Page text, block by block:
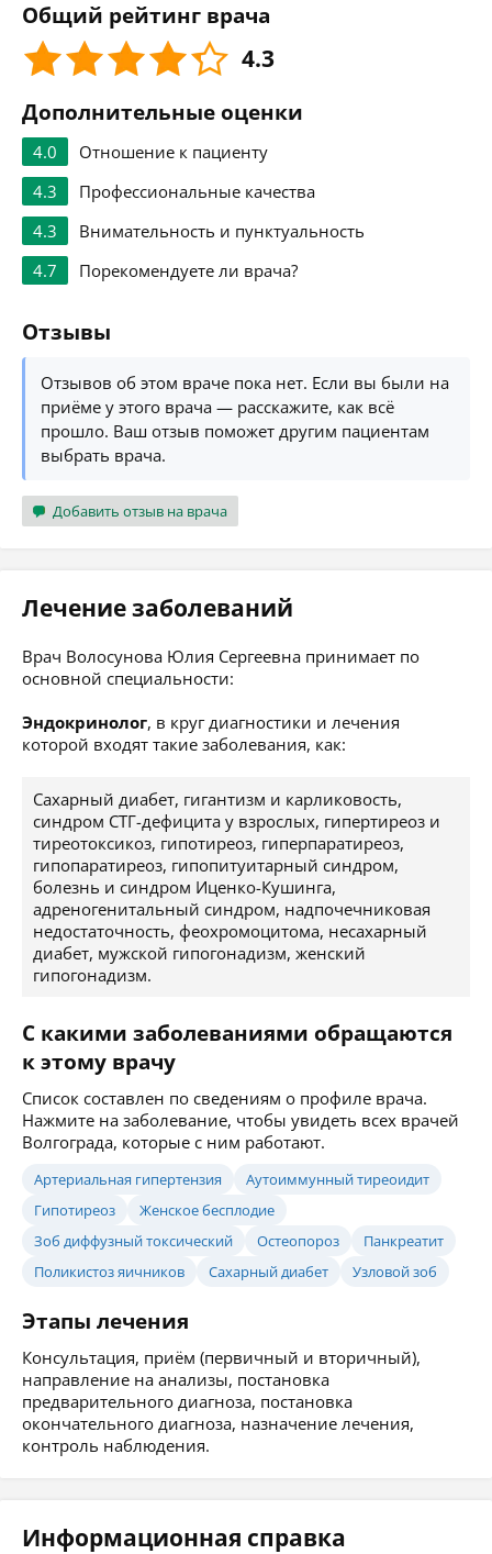
Общий рейтинг врача
4.3
Дополнительные оценки
4.0
Отношение к пациенту
4.3
Профессиональные качества
4.3
Внимательность и пунктуальность
4.7
Порекомендуете ли врача?
Отзывы
Отзывов об этом враче пока нет. Если вы были на
приёме у этого врача — расскажите, как всё
прошло. Ваш отзыв поможет другим пациентам
выбрать врача.
Добавить отзыв на врача
Лечение заболеваний
Врач Волосунова Юлия Сергеевна принимает по
основной специальности:
Эндокринолог, в круг диагностики и лечения
которой входят такие заболевания, как:
Сахарный диабет, гигантизм и карликовость,
синдром СТГ-дефицита у взрослых, гипертиреоз и
тиреотоксикоз, гипотиреоз, гиперпаратиреоз,
гипопаратиреоз, гипопитуитарный синдром,
болезнь и синдром Иценко-Кушинга,
адреногенитальный синдром, надпочечниковая
недостаточность, феохромоцитома, несахарный
диабет, мужской гипогонадизм, женский
гипогонадизм.
С какими заболеваниями обращаются
к этому врачу
Список составлен по сведениям о профиле врача.
Нажмите на заболевание, чтобы увидеть всех врачей
Волгограда, которые с ним работают.
Артериальная гипертензия
Аутоиммунный тиреоидит
Гипотиреоз
Женское бесплодие
Зоб диффузный токсический
Остеопороз
Панкреатит
Поликистоз яичников
Сахарный диабет Узловой зоб
Этапы лечения
Консультация, приём (первичный и вторичный),
направление на анализы, постановка
предварительного диагноза, постановка
окончательного диагноза, назначение лечения,
контроль наблюдения.
Информационная справка